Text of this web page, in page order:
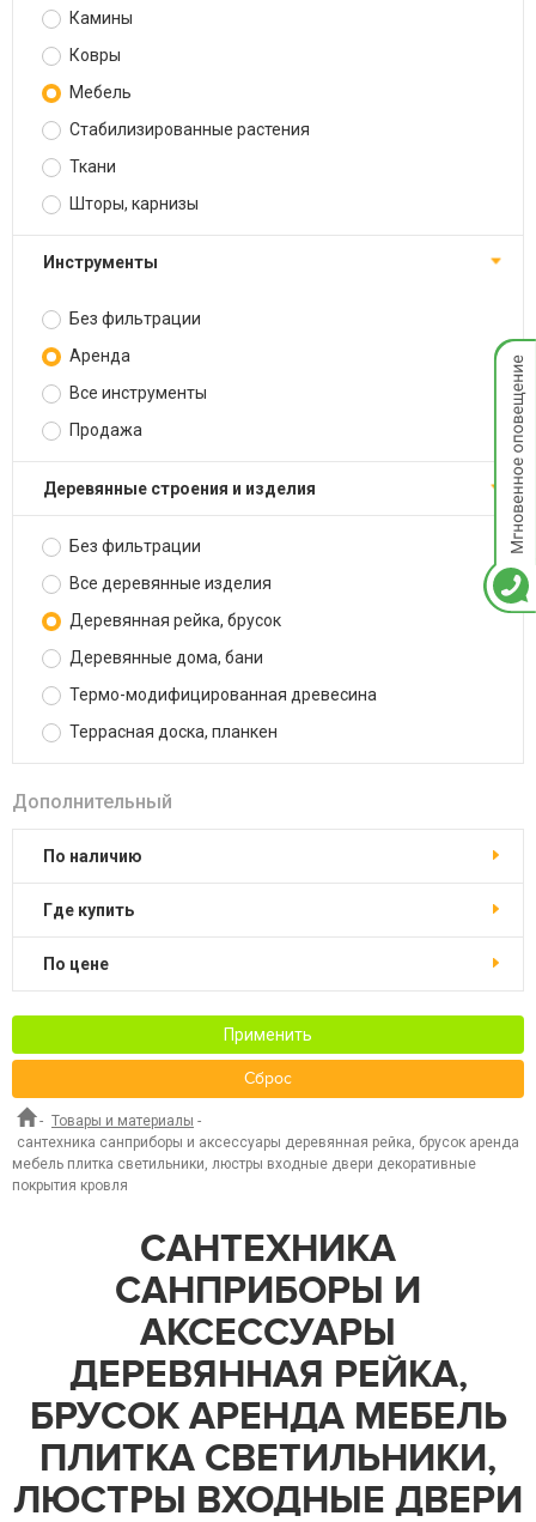
Камины
Ковры
Мебель
Стабилизированные растения
Ткани
Шторы, карнизы
Инструменты
Без фильтрации
Аренда
Все инструменты
Продажа
Деревянные строения и изделия
Без фильтрации
Все деревянные изделия
Деревянная рейка, брусок
Деревянные дома, бани
Термо-модифицированная древесина
Террасная доска, планкен
Дополнительный
По наличию
Где купить
По цене
Применить
Сброс
- Товары и материалы -
сантехника санприборы и аксессуары деревянная рейка, брусок аренда
мебель плитка светильники, люстры входные двери декоративные
покрытия кровля
САНТЕХНИКА
САНПРИБОРЫ И
АКСЕССУАРЫ
ДЕРЕВЯННАЯ РЕЙКА,
БРУСОК АРЕНДА МЕБЕЛЬ
ПЛИТКА СВЕТИЛЬНИКИ,
ЛЮСТРЫ ВХОДНЫЕ ДВЕРИ